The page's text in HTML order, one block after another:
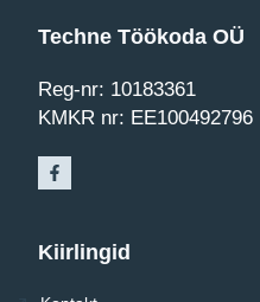
Techne Töökoda OÜ
Reg-nr: 10183361
KMKR nr: EE100492796
Kiirlingid